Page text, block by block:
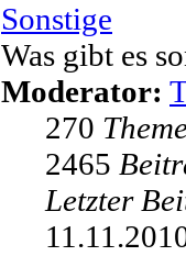
Sonstige
Was gibt es
Moderator:
270
2465
Letzter